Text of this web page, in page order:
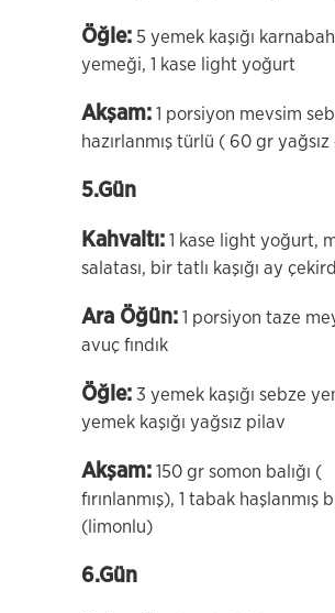
Öğle: 5 yemek kaşığı
yemeği, 1 kase light yoğurt
Akşam: 1 porsiyon mevsim
hazırlanmış türlü ( 60 gr
5.Gün
Kahvaltı: 1 kase light yoğurt,
salatası, bir tatlı kaşığı ay
Ara Öğün: 1 porsiyon taze
avuç fındık
Öğle: 3 yemek kaşığı sebze
yemek kaşığı yağsız pilav
Akşam: 150 gr somon balığı (
fırınlanmış), 1 tabak haşlanmış
(limonlu)
6.Gün